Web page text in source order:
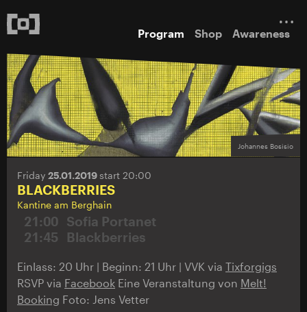
Program Shop Awareness
Johannes Bosisio
Friday 25.01.2019start 20:00
BLACKBERRIES
Kantine am Berghain
21:00
Sofia Portanet
21:45
Blackberries
Einlass: 20 Uhr | Beginn: 21 Uhr | VVK via Tixforgigs
RSVP via Facebook Eine Veranstaltung von Melt!
Booking Foto: Jens Vetter